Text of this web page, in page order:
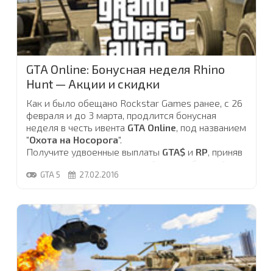
GTA Online: Бонусная неделя Rhino
Hunt — Акции и скидки
Как и было обещано Rockstar Games ранее, с 26
февраля и до 3 марта, продлится бонусная
неделя в честь ивента GTA Online, под названием
"Охота на Носорога".
Получите удвоенные выплаты GTA$ и RP, приняв
участие в новом режиме из "противоборств", до
3 марта!
действовать скидки на оружие и услуги...
GTA 5 27.02.2016